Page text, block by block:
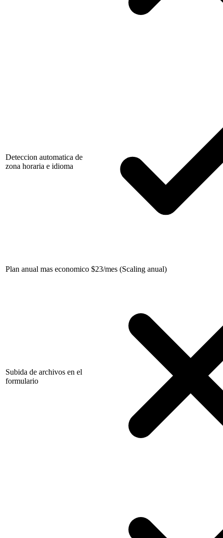
Deteccion automatica de
zona horaria e idioma
Plan anual mas economico $23/mes (Scaling anual)
Subida de archivos en el
formulario